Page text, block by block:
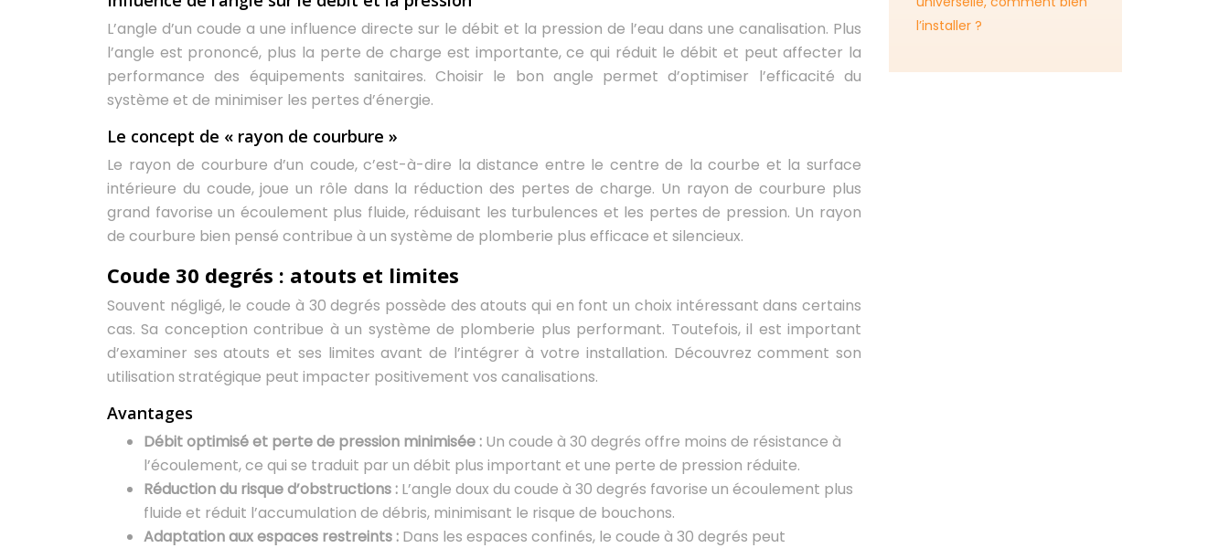
L’angle d’un coude a une influence directe sur le débit et la pression de l’eau dans une canalisation. Plus
l’angle est prononcé, plus la perte de charge est importante, ce qui réduit le débit et peut affecter la
performance des équipements sanitaires. Choisir le bon angle permet d’optimiser l’efficacité du
système et de minimiser les pertes d’énergie.
Le concept de « rayon de courbure »
Le rayon de courbure d’un coude, c’est-à-dire la distance entre le centre de la courbe et la surface
intérieure du coude, joue un rôle dans la réduction des pertes de charge. Un rayon de courbure plus
grand favorise un écoulement plus fluide, réduisant les turbulences et les pertes de pression. Un rayon
de courbure bien pensé contribue à un système de plomberie plus efficace et silencieux.
Coude 30 degrés : atouts et limites
Souvent négligé, le coude à 30 degrés possède des atouts qui en font un choix intéressant dans certains
cas. Sa conception contribue à un système de plomberie plus performant. Toutefois, il est important
d’examiner ses atouts et ses limites avant de l’intégrer à votre installation. Découvrez comment son
utilisation stratégique peut impacter positivement vos canalisations.
Avantages
Débit optimisé et perte de pression minimisée : Un coude à 30 degrés offre moins de résistance à
l’écoulement, ce qui se traduit par un débit plus important et une perte de pression réduite.
Réduction du risque d’obstructions : L’angle doux du coude à 30 degrés favorise un écoulement plus
fluide et réduit l’accumulation de débris, minimisant le risque de bouchons.
Adaptation aux espaces restreints : Dans les espaces confinés, le coude à 30 degrés peut
l’installer ?